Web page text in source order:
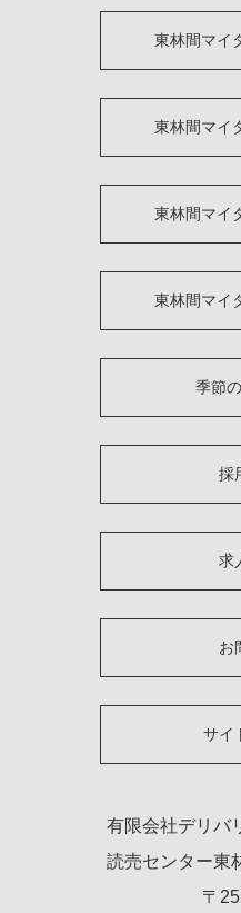
東林間マイ
東林間マイ
東林間マイ
東林間マイ
季節
採
求
お
サイ
有限会社デリバ
読売センター東
〒